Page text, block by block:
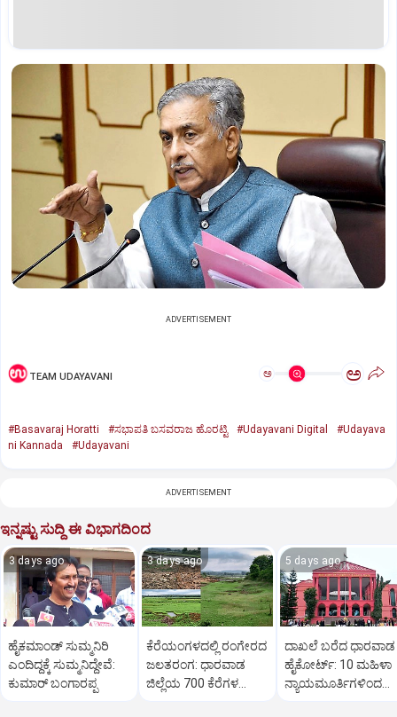
ADVERTISEMENT
TEAM UDAYAVANI ಅ ಅ
#Basavaraj Horatti #ಸಭಾಪತಿ ಬಸವರಾಜ ಹೊರಟ್ಟಿ #Udayavani Digital
#Udayava
ni Kannada
#Udayavani
ADVERTISEMENT
ಇನ್ನಷ್ಟು ಸುದ್ದಿ ಈ ವಿಭಾಗದಿಂದ
3 days ago
ಹೈಕಮಾಂಡ್ ಸುಮ್ಮನಿರಿ
ಎಂದಿದ್ದಕ್ಕೆ ಸುಮ್ಮನಿದ್ದೇವೆ:
ಕುಮಾರ್ ಬಂಗಾರಪ್ಪ
3 days ago
ಕೆರೆಯಂಗಳದಲ್ಲಿ ರಂಗೇರದ
ಜಲತರಂಗ: ಧಾರವಾಡ
ಜಿಲ್ಲೆಯ 700 ಕೆರೆಗಳ
5 days ago
ದಾಖಲೆ ಬರೆದ ಧಾರವಾಡ
ಹೈಕೋರ್ಟ್: 10 ಮಹಿಳಾ
ನ್ಯಾಯಮೂರ್ತಿಗಳಿಂದ